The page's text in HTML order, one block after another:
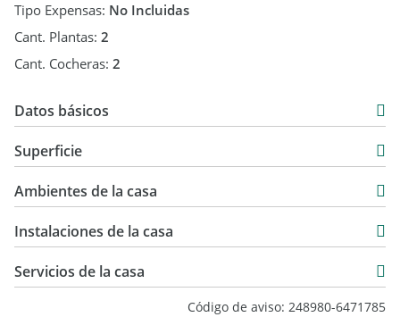
Tipo Expensas: No Incluidas
Cant. Plantas: 2
Cant. Cocheras: 2
Datos básicos
Venta
USD 59.700
Superficie
72 m2
Ambientes de la casa
Instalaciones de la casa
Servicios de la casa
Código de aviso: 248980-6471785